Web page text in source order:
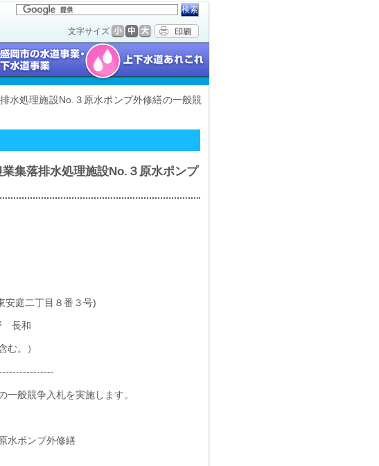
文字サイズ
処理施設No.３原水ポンプ外修繕の一般競
集落排水処理施設No.３原水ポンプ
庭二丁目８番３号)
長和
。）
般競争入札を実施します。
水ポンプ外修繕